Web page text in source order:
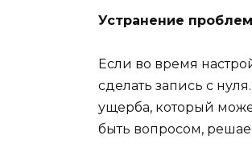
Устранение
Если во время
сделать запись с
ущерба, который
быть вопросом,